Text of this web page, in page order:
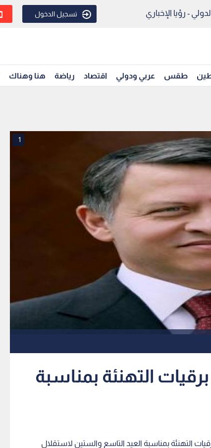
- رؤيا الإخباري تسجيل الدخول
طقس عربي ودولي اقتصاد رياضة هنا وهناك
1
التهنئة بمناسبة
التهنئة بمناسبة العيد التاسع والستين لاستقلال